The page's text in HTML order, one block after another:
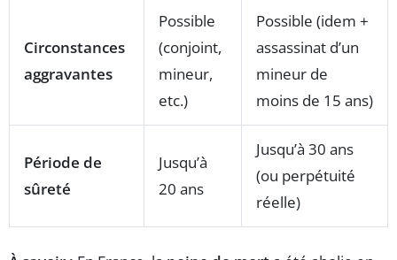
Circonstances
aggravantes
Possible
(conjoint,
mineur,
etc.)
Possible (idem +
assassinat d’un
mineur de
moins de 15 ans)
Période de
sûreté
Jusqu’à
20 ans
Jusqu’à 30 ans
(ou perpétuité
réelle)